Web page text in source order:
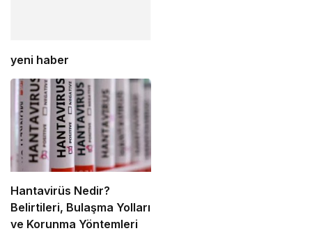
yeni haber
Hantavirüs Nedir?
Belirtileri, Bulaşma Yolları
ve Korunma Yöntemleri